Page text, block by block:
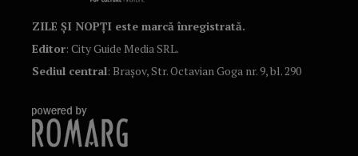
ZILE ȘI NOPȚI este marcă înregistrată.
Editor: City Guide Media SRL.
Sediul central: Brașov, Str. Octavian Goga nr. 9, bl. 290